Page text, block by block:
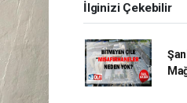
İlginizi Çekebilir